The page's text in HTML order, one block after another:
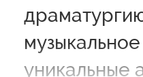
уникальные